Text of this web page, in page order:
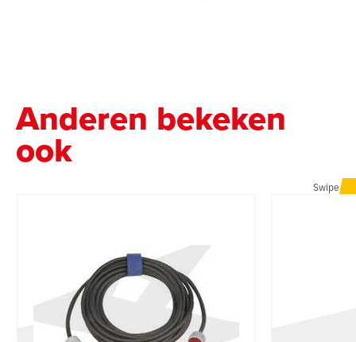
Anderen bekeken
ook
Swipe